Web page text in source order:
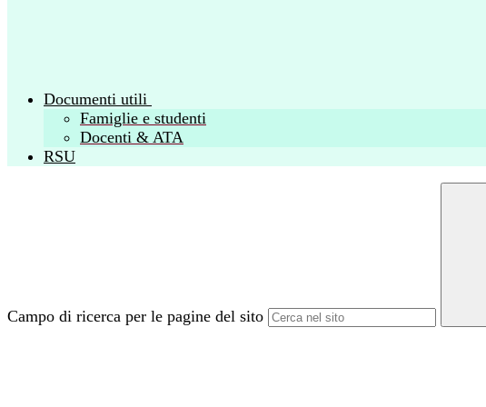
Documenti utili
Famiglie e studenti
Docenti & ATA
RSU
Campo di ricerca per le pagine del sito